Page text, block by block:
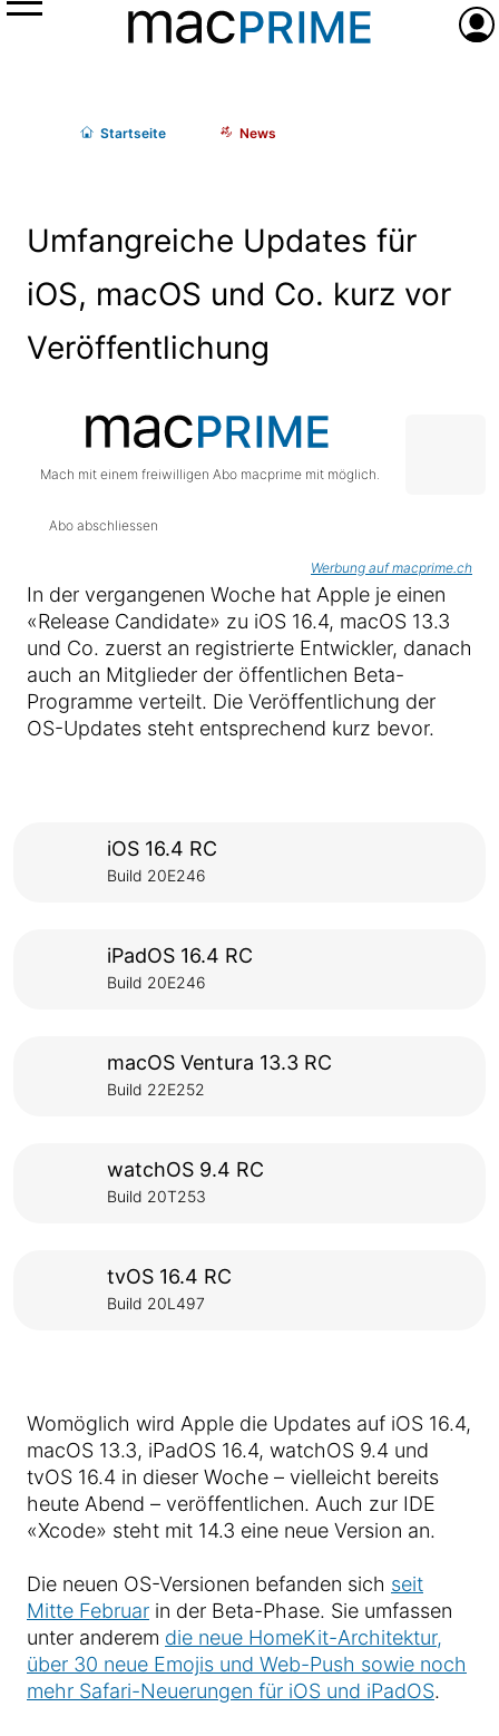
Menü
Startseite News
Umfangreiche Updates für
iOS, macOS und Co. kurz vor
Veröffentlichung
Mach mit einem freiwilligen Abo macprime mit möglich.
Abo abschliessen
Werbung auf macprime.ch
In der vergangenen Woche hat Apple je einen
«Release Candidate» zu iOS 16.4, macOS 13.3
und Co. zuerst an registrierte Entwickler, danach
auch an Mitglieder der öffentlichen Beta-
Programme verteilt. Die Veröffentlichung der
OS-Updates steht entsprechend kurz bevor.
iOS 16.4 RC
Build 20E246
iPadOS 16.4 RC
Build 20E246
macOS Ventura 13.3 RC
Build 22E252
watchOS 9.4 RC
Build 20T253
tvOS 16.4 RC
Build 20L497
Womöglich wird Apple die Updates auf iOS 16.4,
macOS 13.3, iPadOS 16.4, watchOS 9.4 und
tvOS 16.4 in dieser Woche – vielleicht bereits
heute Abend – veröffentlichen. Auch zur IDE
«Xcode» steht mit 14.3 eine neue Version an.
Die neuen OS-Versionen befanden sich seit
Mitte Februar in der Beta-Phase. Sie umfassen
unter anderem die neue HomeKit-Architektur,
über 30 neue Emojis und Web-Push sowie noch
mehr Safari-Neuerungen für iOS und iPadOS.